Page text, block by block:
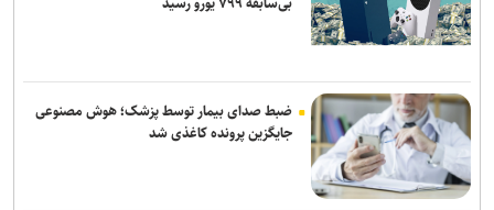
فایننشال‌تایمز: توافق احتمالی آمریکا و ایران اهداف اولیه ترامپ را محقق
انفجار در سوریه/ پهپادها در آسمان لاذقیه رویت شدند
شبکه اول روسیه: اربعین یکی از بزرگ‌ترین راهپیمایی‌های جهان است
ضبط صدای بیمار توسط پزشک؛ هوش مصنوعی
جایگزین پرونده کاغذی شد